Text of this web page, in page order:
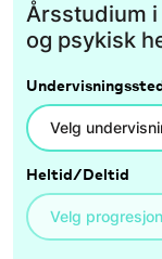
Årsstudium
og psykisk
Heltid/Deltid